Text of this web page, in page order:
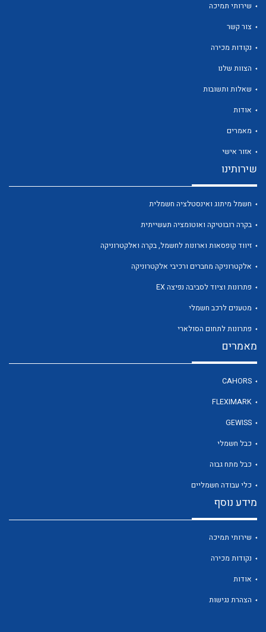
לכל מוצרי היצרן
לכל מוצרי היצרן
שירותי תמיכה
צור קשר
נקודות מכירה
הצוות שלנו
שאלות ותשובות
אודות
מאמרים
אזור אישי
שירותינו
חשמל מיתוג ואינסטלציה חשמלית
בקרה רובוטיקה ואוטומציה תעשייתית
זיווד קופסאות וארונות לחשמל, בקרה ואלקטרוניקה
אלקטרוניקה מחברים ורכיבי אלקטרוניקה
פתרונות וציוד לסביבה נפיצה EX
מטענים לרכב חשמלי
פתרונות לתחום הסולארי
מאמרים
CAHORS
FLEXIMARK
GEWISS
כבל חשמלי
כבל מתח גבוה
כלי עבודה חשמליים
מידע נוסף
שירותי תמיכה
נקודות מכירה
אודות
הצהרת נגישות